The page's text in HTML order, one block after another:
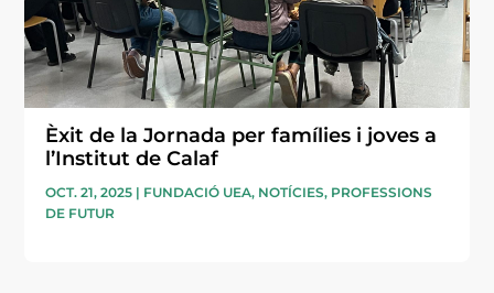
Èxit de la Jornada per famílies i joves a
l’Institut de Calaf
OCT. 21, 2025 | FUNDACIÓ UEA, NOTÍCIES, PROFESSIONS
DE FUTUR